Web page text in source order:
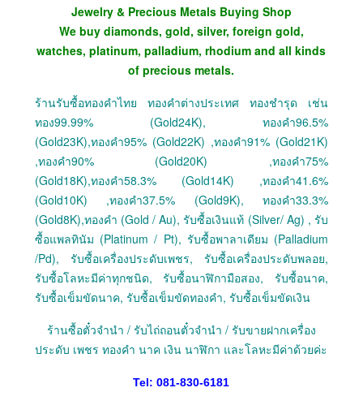
Jewelry & Precious Metals Buying Shop
We buy diamonds, gold, silver, foreign gold,
watches, platinum, palladium, rhodium and all kinds
of precious metals.
ร้านรับซื้อทองคำไทย ทองคำต่างประเทศ ทองชำรุด เช่น
ทอง99.99% (Gold24K), ทองคำ96.5%
(Gold23K),ทองคำ95% (Gold22K) ,ทองคำ91% (Gold21K)
,ทองคำ90% (Gold20K) ,ทองคำ75%
(Gold18K),ทองคำ58.3% (Gold14K) ,ทองคำ41.6%
(Gold10K) ,ทองคำ37.5% (Gold9K), ทองคำ33.3%
(Gold8K),ทองคำ (Gold / Au), รับซื้อเงินแท้ (Silver/ Ag) , รับ
ซื้อแพลทินัม (Platinum / Pt), รับซื้อพาลาเดียม (Palladium
/Pd), รับซื้อเครื่องประดับเพชร, รับซื้อเครื่องประดับพลอย,
รับซื้อโลหะมีค่าทุกชนิด, รับซื้อนาฬิกามือสอง, รับซื้อนาค,
รับซื้อเข็มขัดนาค, รับซื้อเข็มขัดทองคำ, รับซื้อเข็มขัดเงิน
ร้านซื้อตั๋วจำนำ / รับไถ่ถอนตั๋วจำนำ / รับขายฝากเครื่อง
ประดับ เพชร ทองคำ นาค เงิน นาฬิกา และโลหะมีค่าด้วยค่ะ
Tel: 081-830-6181